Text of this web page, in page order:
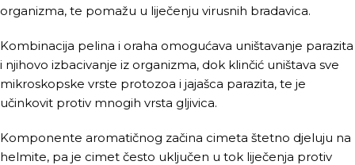
organizma, te pomažu u liječenju virusnih bradavica.
Kombinacija pelina i oraha omogućava uništavanje parazita
i njihovo izbacivanje iz organizma, dok klinčić uništava sve
mikroskopske vrste protozoa i jajašca parazita, te je
učinkovit protiv mnogih vrsta gljivica.
Komponente aromatičnog začina cimeta štetno djeluju na
helmite, pa je cimet često uključen u tok liječenja protiv